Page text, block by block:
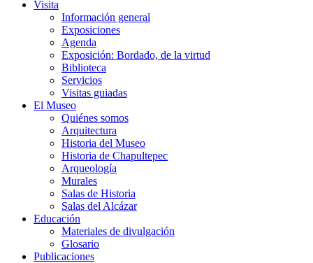
Visita
Información general
Exposiciones
Agenda
Exposición: Bordado, de la virtud
Biblioteca
Servicios
Visitas guiadas
El Museo
Quiénes somos
Arquitectura
Historia del Museo
Historia de Chapultepec
Arqueología
Murales
Salas de Historia
Salas del Alcázar
Educación
Materiales de divulgación
Glosario
Publicaciones